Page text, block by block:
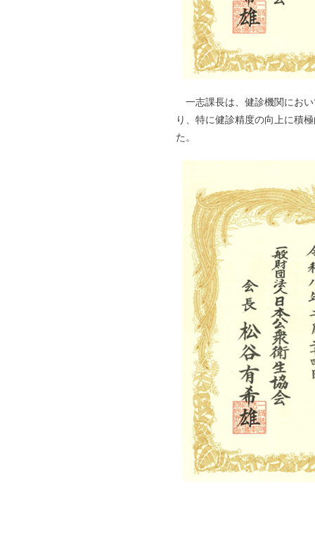
一志課長は、健診機関にお
り、特に健診精度の向上に積
た。